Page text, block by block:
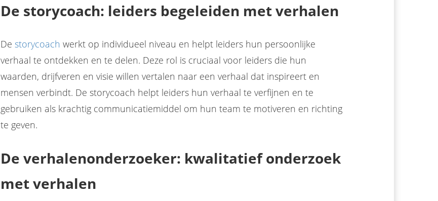
De storycoach: leiders begeleiden met verhalen
De storycoach werkt op individueel niveau en helpt leiders hun persoonlijke
verhaal te ontdekken en te delen. Deze rol is cruciaal voor leiders die hun
waarden, drijfveren en visie willen vertalen naar een verhaal dat inspireert en
mensen verbindt. De storycoach helpt leiders hun verhaal te verfijnen en te
gebruiken als krachtig communicatiemiddel om hun team te motiveren en richting
te geven.
De verhalenonderzoeker: kwalitatief onderzoek
met verhalen